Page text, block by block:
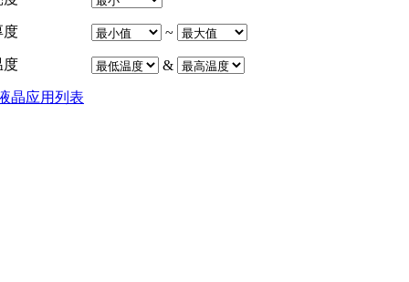
度 ~
度 &
晶应用列表